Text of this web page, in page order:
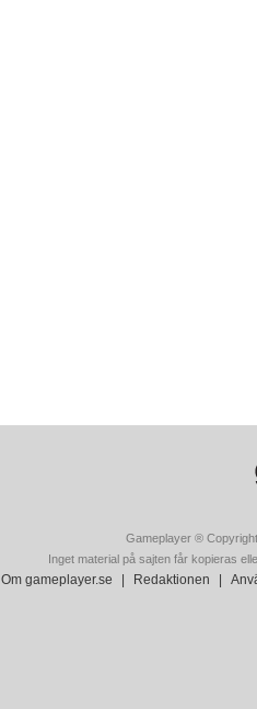
Gameplayer ®
Inget material på sajten får kopieras
Om gameplayer.se Redaktionen